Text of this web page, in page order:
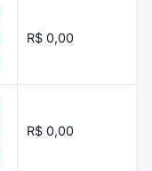
R$ 0,00
R$ 0,00